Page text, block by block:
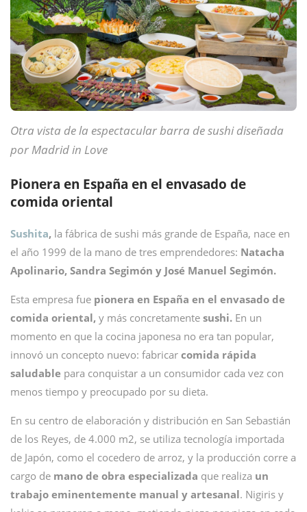
Otra vista de la espectacular barra de sushi diseñada
por Madrid in Love
Pionera en España en el envasado de
comida oriental
Sushita, la fábrica de sushi más grande de España, nace en
el año 1999 de la mano de tres emprendedores: Natacha
Apolinario, Sandra Segimón y José Manuel Segimón.
Esta empresa fue pionera en España en el envasado de
comida oriental, y más concretamente sushi. En un
momento en que la cocina japonesa no era tan popular,
innovó un concepto nuevo: fabricar comida rápida
saludable para conquistar a un consumidor cada vez con
menos tiempo y preocupado por su dieta.
En su centro de elaboración y distribución en San Sebastián
de los Reyes, de 4.000 m2, se utiliza tecnología importada
de Japón, como el cocedero de arroz, y la producción corre a
cargo de mano de obra especializada que realiza un
trabajo eminentemente manual y artesanal. Nigiris y